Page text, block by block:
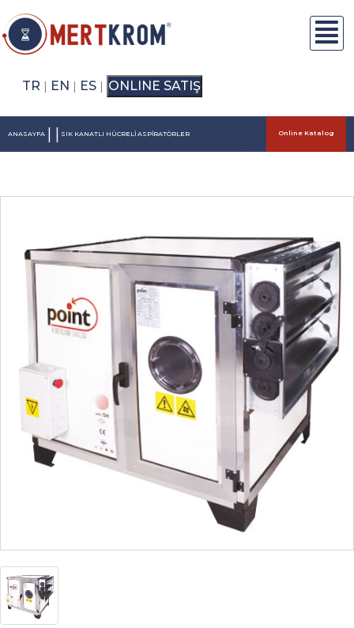
TR | EN | ES | ONLINE SATIŞ
ANASAYFA | | SIK KANATLI HÜCRELİ ASPİRATÖRLER Online Katalog